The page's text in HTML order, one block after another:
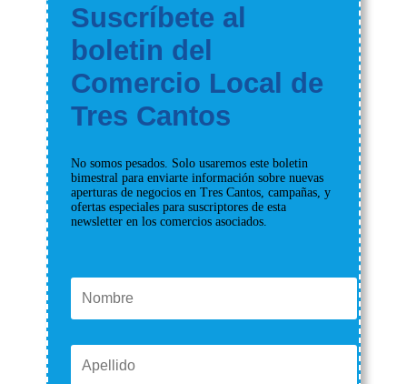
Suscríbete al
boletin del
Comercio Local de
Tres Cantos
No somos pesados. Solo usaremos este boletin
bimestral para enviarte información sobre nuevas
aperturas de negocios en Tres Cantos, campañas, y
ofertas especiales para suscriptores de esta
newsletter en los comercios asociados.